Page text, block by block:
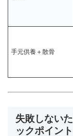
手元供養＋散骨
失敗しない
ックポイント